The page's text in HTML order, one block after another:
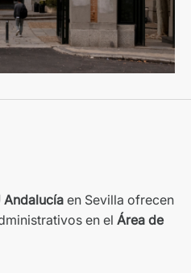
Andalucía en Sevilla ofrecen
en el Área de